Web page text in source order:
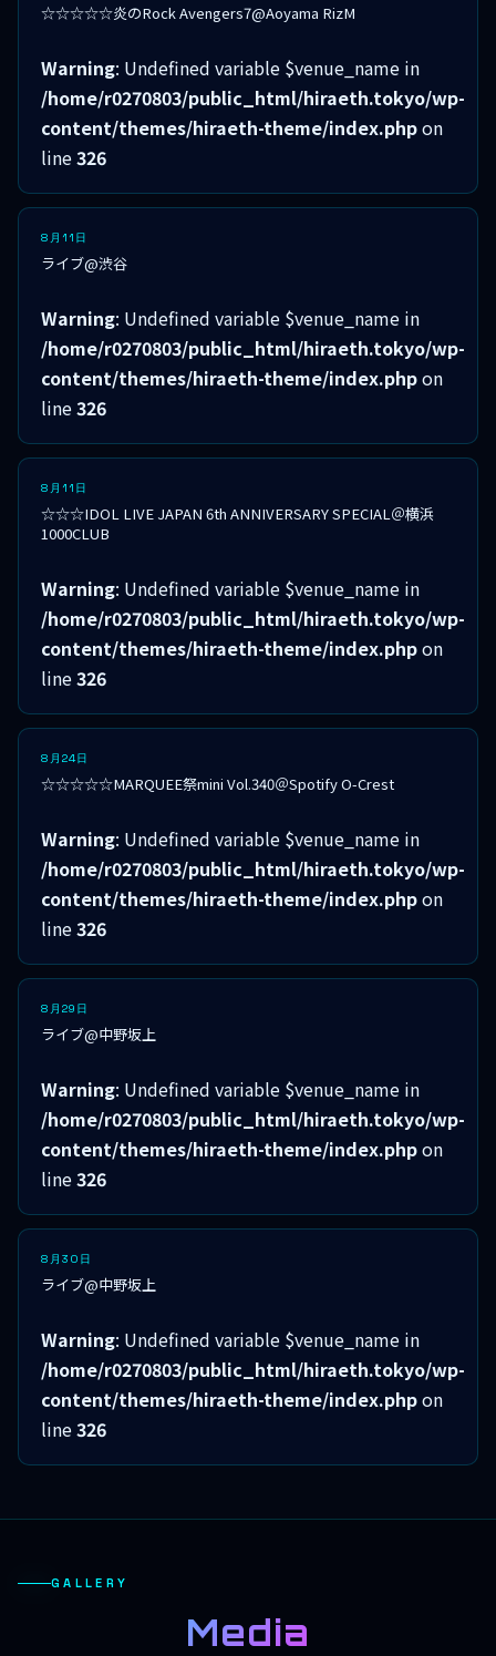
☆☆☆☆☆炎のRock Avengers7@Aoyama RizM
Warning: Undefined variable $venue_name in
/home/r0270803/public_html/hiraeth.tokyo/wp-
content/themes/hiraeth-theme/index.phpon
line326
8月11日
ライブ@渋谷
Warning: Undefined variable $venue_name in
/home/r0270803/public_html/hiraeth.tokyo/wp-
content/themes/hiraeth-theme/index.phpon
line326
8月11日
☆☆☆IDOL LIVE JAPAN 6th ANNIVERSARY SPECIAL＠横浜
1000CLUB
Warning: Undefined variable $venue_name in
/home/r0270803/public_html/hiraeth.tokyo/wp-
content/themes/hiraeth-theme/index.phpon
line326
8月24日
☆☆☆☆☆MARQUEE祭mini Vol.340＠Spotify O-Crest
Warning: Undefined variable $venue_name in
/home/r0270803/public_html/hiraeth.tokyo/wp-
content/themes/hiraeth-theme/index.phpon
line326
8月29日
ライブ@中野坂上
Warning: Undefined variable $venue_name in
/home/r0270803/public_html/hiraeth.tokyo/wp-
content/themes/hiraeth-theme/index.phpon
line326
8月30日
ライブ@中野坂上
Warning: Undefined variable $venue_name in
/home/r0270803/public_html/hiraeth.tokyo/wp-
content/themes/hiraeth-theme/index.phpon
line326
GALLERY
Media